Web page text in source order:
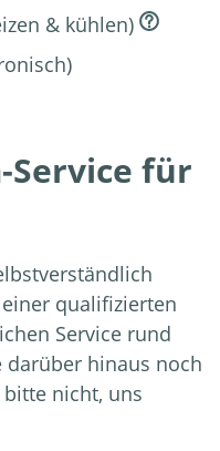
& kühlen)
Service für
qualifizierten
Service rund
darüber hinaus noch
bitte nicht, uns